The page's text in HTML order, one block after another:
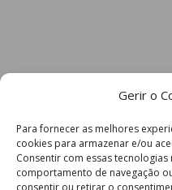
Gerir o
Para fornecer as melhores
cookies para armazenar e/ou
Consentir com essas
comportamento de navegação
consentir ou retirar o